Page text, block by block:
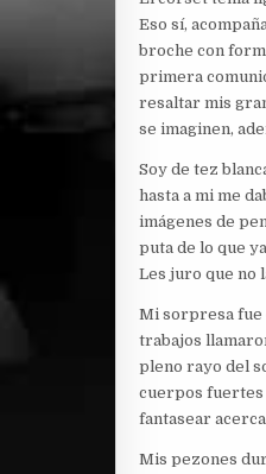
Eso sí,
broche con
primera
resaltar mis
se imaginen,
Soy de tez
hasta a mi me
imágenes de
puta de lo que
Les juro que no
Mi sorpresa fue
trabajos
pleno rayo del
cuerpos fuertes
fantasear
Mis pezones